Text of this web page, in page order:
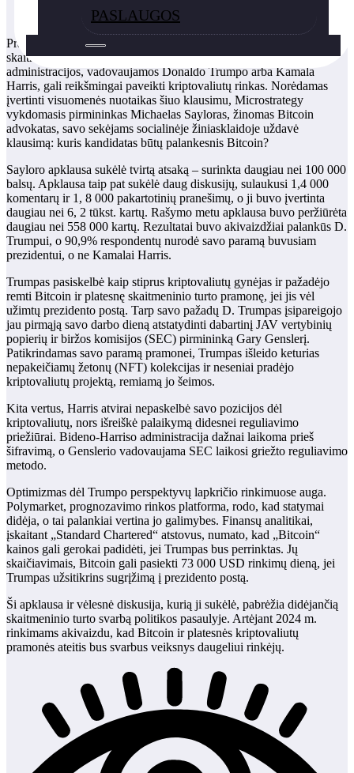
PASLAUGOS
Pradėjus įkaisti 2024 m. prezidento rinkimų sezonui, Bitcoin ir kito
skaitmeninio turto ateitis atsidūrė daug dėmesio. Potencialios
administracijos, vadovaujamos Donaldo Trumpo arba Kamala
Harris, gali reikšmingai paveikti kriptovaliutų rinkas. Norėdamas
įvertinti visuomenės nuotaikas šiuo klausimu, Microstrategy
vykdomasis pirmininkas Michaelas Sayloras, žinomas Bitcoin
advokatas, savo sekėjams socialinėje žiniasklaidoje uždavė
klausimą: kuris kandidatas būtų palankesnis Bitcoin?
Sayloro apklausa sukėlė tvirtą atsaką – surinkta daugiau nei 100 000
balsų. Apklausa taip pat sukėlė daug diskusijų, sulaukusi 1,4 000
komentarų ir 1, 8 000 pakartotinių pranešimų, o ji buvo įvertinta
daugiau nei 6, 2 tūkst. kartų. Rašymo metu apklausa buvo peržiūrėta
daugiau nei 558 000 kartų. Rezultatai buvo akivaizdžiai palankūs D.
Trumpui, o 90,9% respondentų nurodė savo paramą buvusiam
prezidentui, o ne Kamalai Harris.
Trumpas pasiskelbė kaip stiprus kriptovaliutų gynėjas ir pažadėjo
remti Bitcoin ir platesnę skaitmeninio turto pramonę, jei jis vėl
užimtų prezidento postą. Tarp savo pažadų D. Trumpas įsipareigojo
jau pirmąją savo darbo dieną atstatydinti dabartinį JAV vertybinių
popierių ir biržos komisijos (SEC) pirmininką Gary Genslerį.
Patikrindamas savo paramą pramonei, Trumpas išleido keturias
nepakeičiamų žetonų (NFT) kolekcijas ir neseniai pradėjo
kriptovaliutų projektą, remiamą jo šeimos.
Kita vertus, Harris atvirai nepaskelbė savo pozicijos dėl
kriptovaliutų, nors išreiškė palaikymą didesnei reguliavimo
priežiūrai. Bideno-Harriso administracija dažnai laikoma prieš
šifravimą, o Genslerio vadovaujama SEC laikosi griežto reguliavimo
metodo.
Optimizmas dėl Trumpo perspektyvų lapkričio rinkimuose auga.
Polymarket, prognozavimo rinkos platforma, rodo, kad statymai
didėja, o tai palankiai vertina jo galimybes. Finansų analitikai,
įskaitant „Standard Chartered“ atstovus, numato, kad „Bitcoin“
kainos gali gerokai padidėti, jei Trumpas bus perrinktas. Jų
skaičiavimais, Bitcoin gali pasiekti 73 000 USD rinkimų dieną, jei
Trumpas užsitikrins sugrįžimą į prezidento postą.
Ši apklausa ir vėlesnė diskusija, kurią ji sukėlė, pabrėžia didėjančią
skaitmeninio turto svarbą politikos pasaulyje. Artėjant 2024 m.
rinkimams akivaizdu, kad Bitcoin ir platesnės kriptovaliutų
pramonės ateitis bus svarbus veiksnys daugeliui rinkėjų.